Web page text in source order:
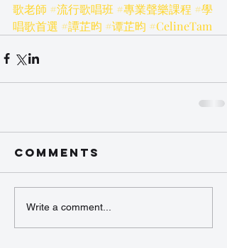
歌老師 #流行歌唱班 #專業聲樂課程 #學
唱歌首選 #譚芷昀 #谭芷昀 #CelineTam
Comments
Write a comment...